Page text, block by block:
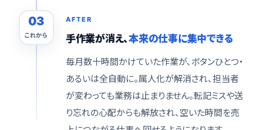
03
これから
AFTER
手作業が消え、本来の仕事に集中できる
毎月数十時間かけていた作業が、ボタンひとつ・
あるいは全自動に。属人化が解消され、担当者
が変わっても業務は止まりません。転記ミスや送
り忘れの心配からも解放され、空いた時間を売